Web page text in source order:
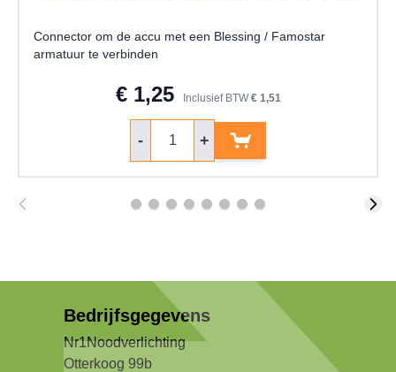
Connector om de accu met een Blessing / Famostar
armatuur te verbinden
€ 1,25 Inclusief BTW € 1,51
- +
Bedrijfsgegevens
Nr1Noodverlichting
Otterkoog 99b